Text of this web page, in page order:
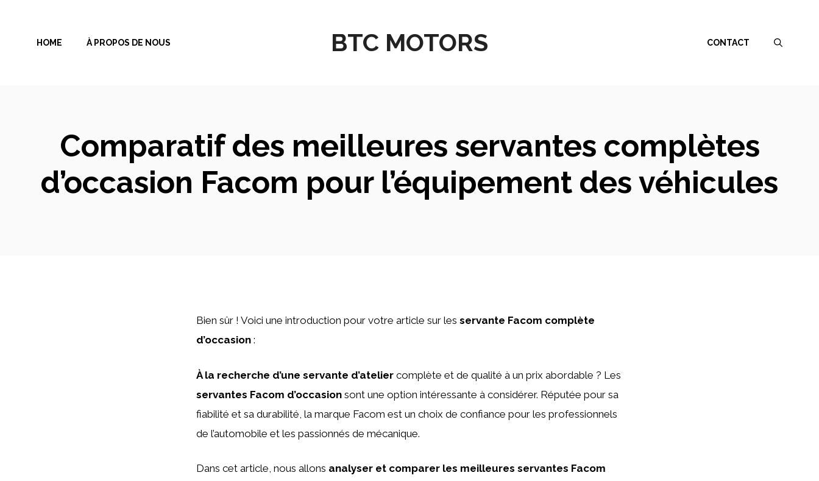
contenu
BTC MOTORS
HOME À PROPOS DE NOUS CONTACT
Comparatif des meilleures servantes complètes
d’occasion Facom pour l’équipement des véhicules
Bien sûr ! Voici une introduction pour votre article sur les servante Facom complète
d’occasion :
À la recherche d’une servante d’atelier complète et de qualité à un prix abordable ? Les
servantes Facom d’occasion sont une option intéressante à considérer. Réputée pour sa
fiabilité et sa durabilité, la marque Facom est un choix de confiance pour les professionnels
de l’automobile et les passionnés de mécanique.
Dans cet article, nous allons analyser et comparer les meilleures servantes Facom